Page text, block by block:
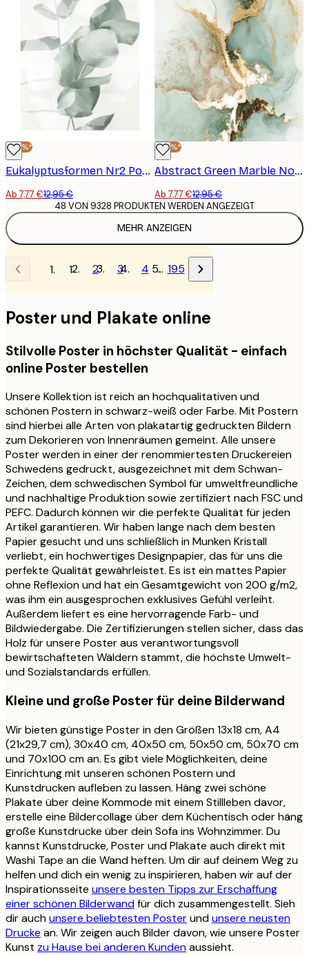
-40%*
Eukalyptusformen Nr2 Poster
Ab 7,77 €12,95 €
-40%*
Abstract Green Marble No2 Poster
Ab 7,77 €12,95 €
MEHR ANZEIGEN
48 VON 9328 PRODUKTEN WERDEN ANGEZEIGT
1 2 3 4 … 195
Poster und Plakate online
Stilvolle Poster in höchster Qualität - einfach
online Poster bestellen
Unsere Kollektion ist reich an hochqualitativen und
schönen Postern in schwarz-weiß oder Farbe. Mit Postern
sind hierbei alle Arten von plakatartig gedruckten Bildern
zum Dekorieren von Innenräumen gemeint. Alle unsere
Poster werden in einer der renommiertesten Druckereien
Schwedens gedruckt, ausgezeichnet mit dem Schwan-
Zeichen, dem schwedischen Symbol für umweltfreundliche
und nachhaltige Produktion sowie zertifiziert nach FSC und
PEFC. Dadurch können wir die perfekte Qualität für jeden
Artikel garantieren. Wir haben lange nach dem besten
Papier gesucht und uns schließlich in Munken Kristall
verliebt, ein hochwertiges Designpapier, das für uns die
perfekte Qualität gewährleistet. Es ist ein mattes Papier
ohne Reflexion und hat ein Gesamtgewicht von 200 g/m2,
was ihm ein ausgesprochen exklusives Gefühl verleiht.
Außerdem liefert es eine hervorragende Farb- und
Bildwiedergabe. Die Zertifizierungen stellen sicher, dass das
Holz für unsere Poster aus verantwortungsvoll
bewirtschafteten Wäldern stammt, die höchste Umwelt-
und Sozialstandards erfüllen.
Kleine und große Poster für deine Bilderwand
Wir bieten günstige Poster in den Größen 13x18 cm, A4
(21x29,7 cm), 30x40 cm, 40x50 cm, 50x50 cm, 50x70 cm
und 70x100 cm an. Es gibt viele Möglichkeiten, deine
Einrichtung mit unseren schönen Postern und
Kunstdrucken aufleben zu lassen. Häng zwei schöne
Plakate über deine Kommode mit einem Stillleben davor,
erstelle eine Bildercollage über dem Küchentisch oder häng
große Kunstdrucke über dein Sofa ins Wohnzimmer. Du
kannst Kunstdrucke, Poster und Plakate auch direkt mit
Washi Tape an die Wand heften. Um dir auf deinem Weg zu
helfen und dich ein wenig zu inspirieren, haben wir auf der
Inspirationsseite unsere besten Tipps zur Erschaffung
einer schönen Bilderwandfür dich zusammengestellt. Sieh
dir auchunsere beliebtesten Posterundunsere neusten
Drucke an. Wir zeigen auch Bilder davon, wie unsere Poster
Kunst zu Hause bei anderen Kundenaussieht.